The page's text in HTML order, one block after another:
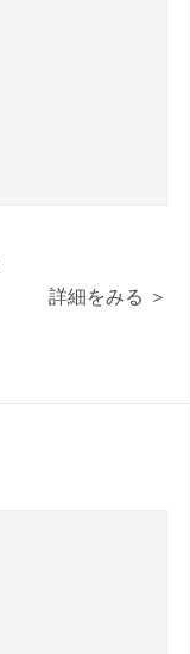
詳細をみる ＞